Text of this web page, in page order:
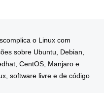
o Linux com
sobre Ubuntu, Debian,
CentOS, Manjaro e
software livre e de código